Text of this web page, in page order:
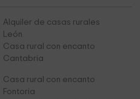
Alquiler de casas rurales
León
Casa rural con encanto
Cantabria
Casa rural con encanto
Fontoria